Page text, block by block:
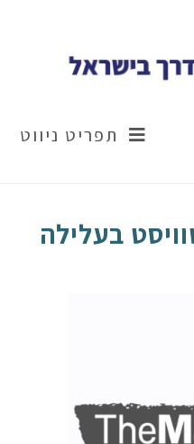
תפריט ניווט
בעלילה